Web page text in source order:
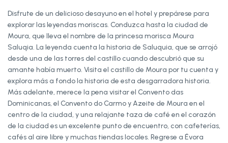
Disfrute de un delicioso desayuno en el hotel y prepárese para
explorar las leyendas moriscas. Conduzca hasta la ciudad de
Moura, que lleva el nombre de la princesa morisca Moura
Saluqia. La leyenda cuenta la historia de Saluquia, que se arrojó
desde una de las torres del castillo cuando descubrió que su
amante había muerto. Visita el castillo de Moura por tu cuenta y
explora más a fondo la historia de esta desgarradora historia.
Más adelante, merece la pena visitar el Convento das
Dominicanas, el Convento do Carmo y Azeite de Moura en el
centro de la ciudad, y una relajante taza de café en el corazón
de la ciudad es un excelente punto de encuentro, con cafeterías,
cafés al aire libre y muchas tiendas locales. Regrese a Évora